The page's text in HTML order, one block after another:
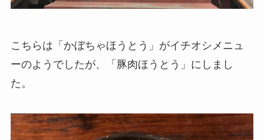
こちらは「かぼちゃほうとう」がイチオシメニュ
ーのようでしたが、「豚肉ほうとう」にしまし
た。